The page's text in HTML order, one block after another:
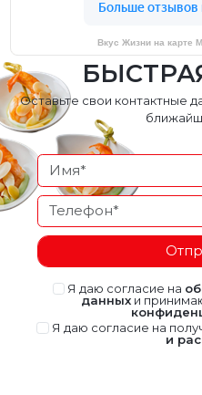
Вкус Жизни на карте
Оставьте свои контактные
Я даю согласие на
данныхи
Я даю согласие на
и